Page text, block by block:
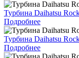
Турбина Daihatsu
Подробнее
Турбина Daihatsu
Подробнее